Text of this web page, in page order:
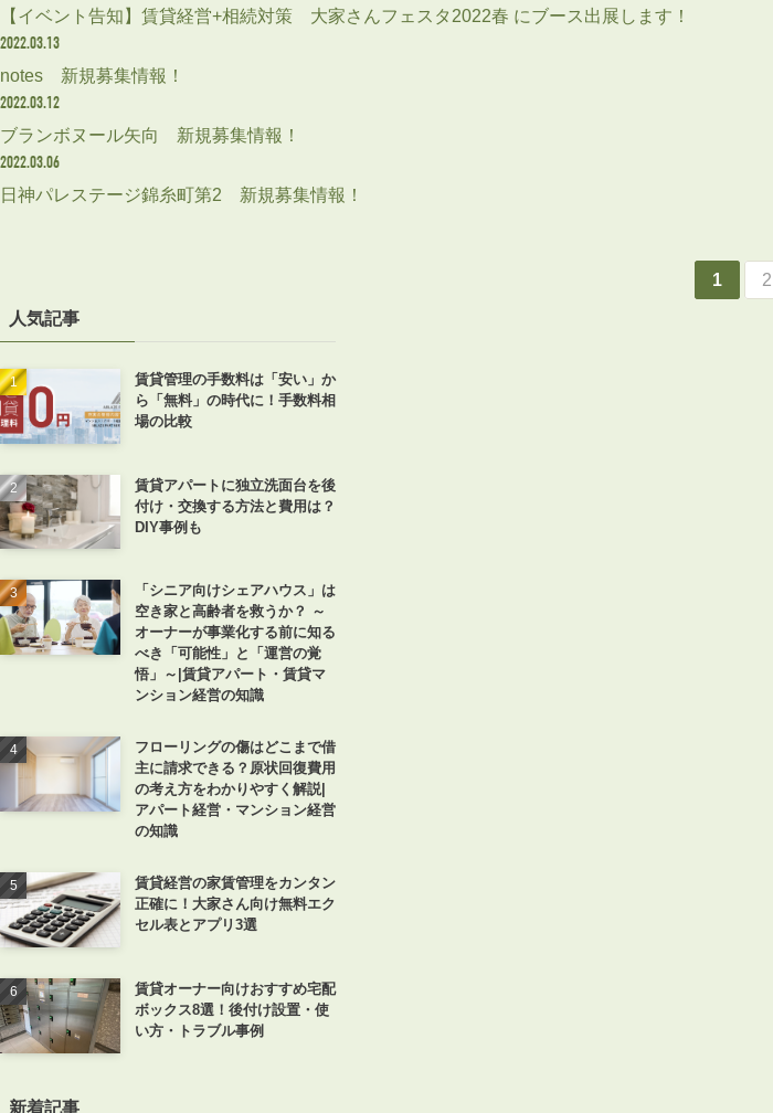
【イベント告知】賃貸経営+相続対策 大家さんフェスタ2022春 にブース出展します！
2022.03.13
notes 新規募集情報！
2022.03.12
ブランボヌール矢向 新規募集情報！
2022.03.06
日神パレステージ錦糸町第2 新規募集情報！
1 2
人気記事
賃貸管理の手数料は「安い」か
ら「無料」の時代に！手数料相
場の比較
賃貸アパートに独立洗面台を後
付け・交換する方法と費用は？
DIY事例も
「シニア向けシェアハウス」は
空き家と高齢者を救うか？ ～
オーナーが事業化する前に知る
べき「可能性」と「運営の覚
悟」～|賃貸アパート・賃貸マ
ンション経営の知識
フローリングの傷はどこまで借
主に請求できる？原状回復費用
の考え方をわかりやすく解説|
アパート経営・マンション経営
の知識
賃貸経営の家賃管理をカンタン
正確に！大家さん向け無料エク
セル表とアプリ3選
賃貸オーナー向けおすすめ宅配
ボックス8選！後付け設置・使
い方・トラブル事例
新着記事